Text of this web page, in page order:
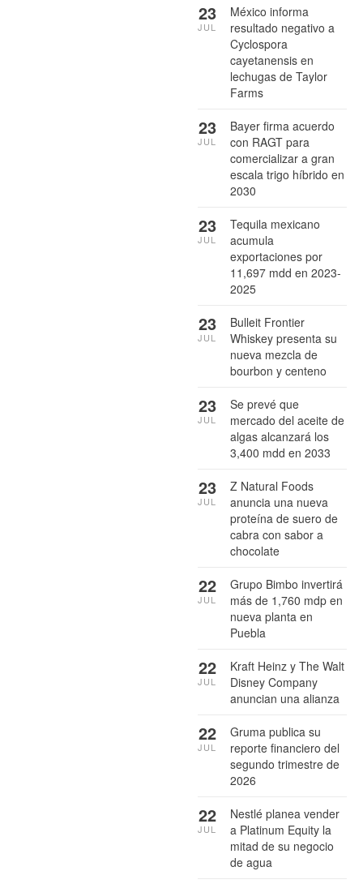
México informa
resultado negativo a
Cyclospora
cayetanensis en
lechugas de Taylor
Farms
23
JUL
Bayer firma acuerdo
con RAGT para
comercializar a gran
escala trigo híbrido en
2030
23
JUL
Tequila mexicano
acumula
exportaciones por
11,697 mdd en 2023-
2025
23
JUL
Bulleit Frontier
Whiskey presenta su
nueva mezcla de
bourbon y centeno
23
JUL
Se prevé que
mercado del aceite de
algas alcanzará los
3,400 mdd en 2033
23
JUL
Z Natural Foods
anuncia una nueva
proteína de suero de
cabra con sabor a
chocolate
23
JUL
Grupo Bimbo invertirá
más de 1,760 mdp en
nueva planta en
Puebla
22
JUL
Kraft Heinz y The Walt
Disney Company
anuncian una alianza
22
JUL
Gruma publica su
reporte financiero del
segundo trimestre de
2026
22
JUL
Nestlé planea vender
a Platinum Equity la
mitad de su negocio
de agua
22
JUL